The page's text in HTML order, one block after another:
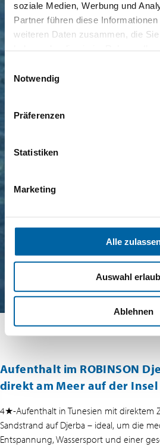
soziale Medien, Werbung und
Partner führen diese
weiteren Daten zusammen, die
Einwilligungsauswahl
Notwendig
Präferenzen
Statistiken
Marketing
Alle
Auswahl
Ablehnen
Aufenthalt im ROBINSON
direkt am Meer auf der
4★-Aufenthalt in Tunesien mit direktem
Sandstrand auf Djerba – ideal, um die
Entspannung, Wassersport und einer